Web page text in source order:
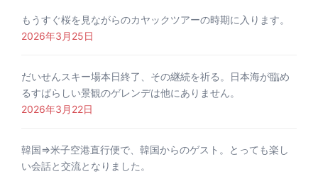
もうすぐ桜を見ながらのカヤックツアーの時期に入ります。
2026年3月25日
だいせんスキー場本日終了、その継続を祈る。日本海が臨め
るすばらしい景観のゲレンデは他にありません。
2026年3月22日
韓国⇒米子空港直行便で、韓国からのゲスト。とっても楽し
い会話と交流となりました。